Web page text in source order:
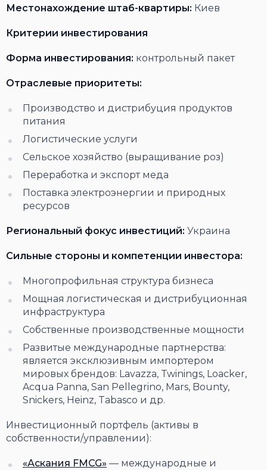
Местонахождение штаб-квартиры: Киев
Критерии инвестирования
Форма инвестирования: контрольный пакет
Отраслевые приоритеты:
Производство и дистрибуция продуктов
питания
Логистические услуги
Сельское хозяйство (выращивание роз)
Переработка и экспорт меда
Поставка электроэнергии и природных
ресурсов
Региональный фокус инвестиций: Украина
Сильные стороны и компетенции инвестора:
Многопрофильная структура бизнеса
Мощная логистическая и дистрибуционная
инфраструктура
Собственные производственные мощности
Развитые международные партнерства:
является эксклюзивным импортером
мировых брендов: Lavazza, Twinings, Loacker,
Acqua Panna, San Pellegrino, Mars, Bounty,
Snickers, Heinz, Tabasco и др.
Инвестиционный портфель (активы в
собственности/управлении):
«Аскания FMCG» — международные и